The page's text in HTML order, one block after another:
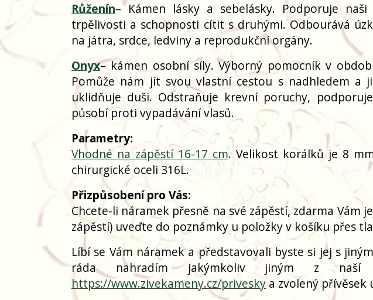
Růženín– Kámen lásky a sebelásky. Podporuje
trpělivosti a schopnosti cítit s druhými. Odbourává
na játra, srdce, ledviny a reprodukční orgány.
Onyx– kámen osobní síly. Výborný pomocník v
Pomůže nám jít svou vlastní cestou s nadhledem a
uklidňuje duši. Odstraňuje krevní poruchy,
působí proti vypadávání vlasů.
Parametry:
Vhodné na zápěstí 16-17 cm. Velikost korálků je 8
chirurgické oceli 316L.
Přizpůsobení pro Vás:
Chcete-li náramek přesně na své zápěstí, zdarma Vám
zápěstí) uveďte do poznámky u položky v košíku přes
Líbí se Vám náramek a představovali byste si jej s
ráda nahradím jakýmkoliv jiným z
https://www.zivekameny.cz/privesky a zvolený přívěsek